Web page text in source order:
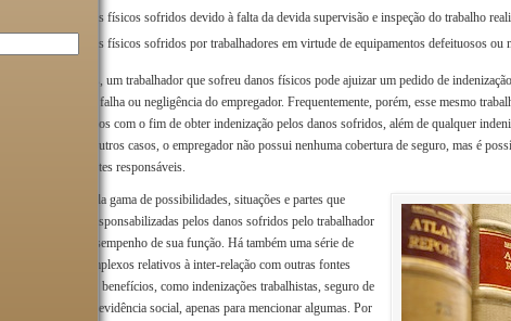
Danos físicos sofridos devido à falta da devida supervisão e inspeção do trabalho
Danos físicos sofridos por trabalhadores em virtude de equipamentos defeituosos ou
Muitas vezes, um trabalhador que sofreu danos físicos pode ajuizar um pedido de
comprovar a falha ou negligência do empregador. Frequentemente, porém, esse mesmo
contra terceiros com o fim de obter indenização pelos danos sofridos, além de qualquer
direito. Em outros casos, o empregador não possui nenhuma cobertura de seguro, mas é
de outras partes responsáveis.
Há uma ampla gama de possibilidades, situações e partes que
podem ser responsabilizadas pelos danos sofridos pelo trabalhador
durante o desempenho de sua função. Há também uma série de
aspectos complexos relativos à inter-relação com outras fontes
potenciais de benefícios, como indenizações trabalhistas, seguro de
terceiros e previdência social, apenas para mencionar algumas. Por